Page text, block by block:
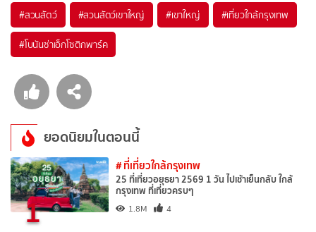
#สวนสัตว์ #สวนสัตว์เขาใหญ่ #เขาใหญ่ #เที่ยวใกล้กรุงเทพ
#โบนันซ่าเอ็กโซติกพาร์ค
ยอดนิยมในตอนนี้
1
# ที่เที่ยวใกล้กรุงเทพ
25 ที่เที่ยวอยุธยา 2569 1 วัน ไปเช้าเย็นกลับ ใกล้
กรุงเทพ ที่เที่ยวครบๆ
1.8M 4